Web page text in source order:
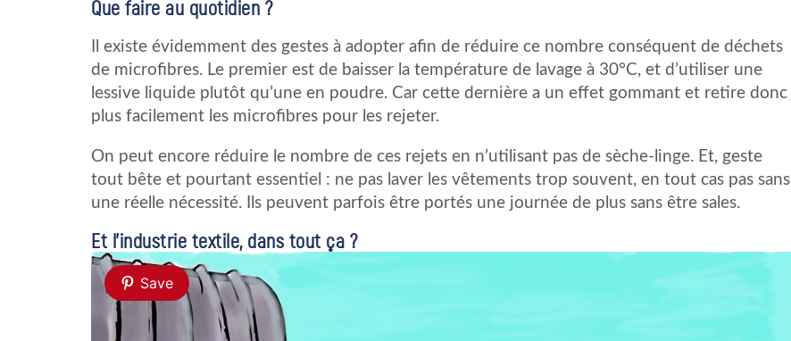
Que faire au quotidien ?
Il existe évidemment des gestes à adopter afin de réduire ce nombre conséquent de déchets
de microfibres. Le premier est de baisser la température de lavage à 30°C, et d’utiliser une
lessive liquide plutôt qu’une en poudre. Car cette dernière a un effet gommant et retire donc
plus facilement les microfibres pour les rejeter.
On peut encore réduire le nombre de ces rejets en n’utilisant pas de sèche-linge. Et, geste
tout bête et pourtant essentiel : ne pas laver les vêtements trop souvent, en tout cas pas sans
une réelle nécessité. Ils peuvent parfois être portés une journée de plus sans être sales.
Et l’industrie textile, dans tout ça ?
Save